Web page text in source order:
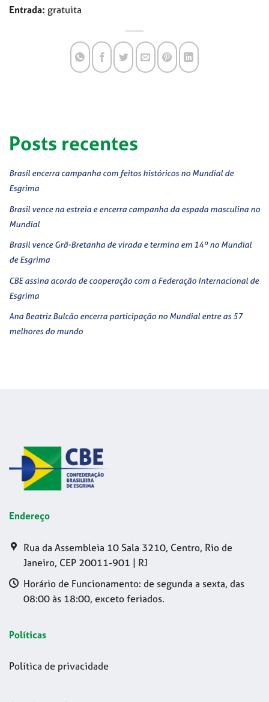
Entrada: gratuita
Posts recentes
Brasil encerra campanha com feitos históricos no Mundial de
Esgrima
Brasil vence na estreia e encerra campanha da espada masculina no
Mundial
Brasil vence Grã-Bretanha de virada e termina em 14º no Mundial
de Esgrima
CBE assina acordo de cooperação com a Federação Internacional de
Esgrima
Ana Beatriz Bulcão encerra participação no Mundial entre as 57
melhores do mundo
Endereço
Rua da Assembleia 10 Sala 3210, Centro, Rio de
Janeiro, CEP 20011-901 | RJ
Horário de Funcionamento: de segunda a sexta, das
08:00 às 18:00, exceto feriados.
Políticas
Política de privacidade